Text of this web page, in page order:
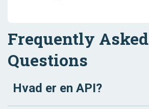
Frequently Asked
Questions
Hvad er en API?